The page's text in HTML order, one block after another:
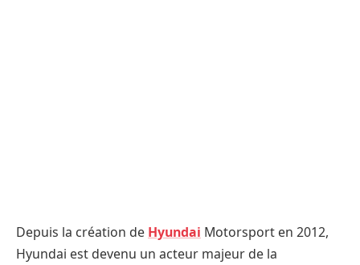
Depuis la création de Hyundai Motorsport en 2012,
Hyundai est devenu un acteur majeur de la